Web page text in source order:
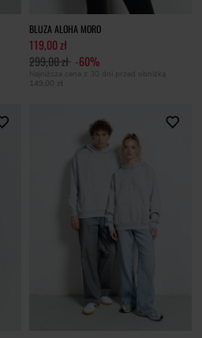
BLUZA ALOHA MORO
119,00 zł
299,00 zł -60%
Najniższa cena z 30 dni przed obniżką
149,00 zł